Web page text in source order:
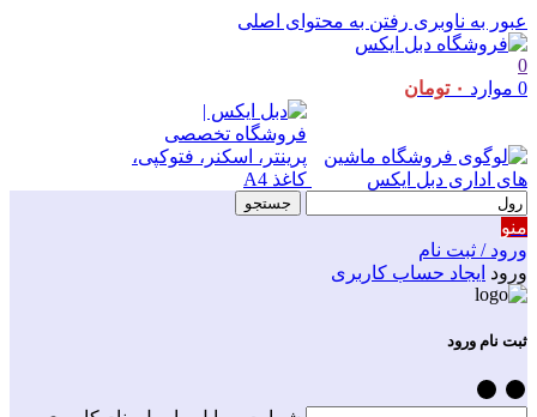
عبور به ناوبری رفتن به محتوای اصلی
0
0 موارد ۰ تومان
جستجو
منو
ورود / ثبت نام
ورود ایجاد حساب کاربری
ثبت نام ورود